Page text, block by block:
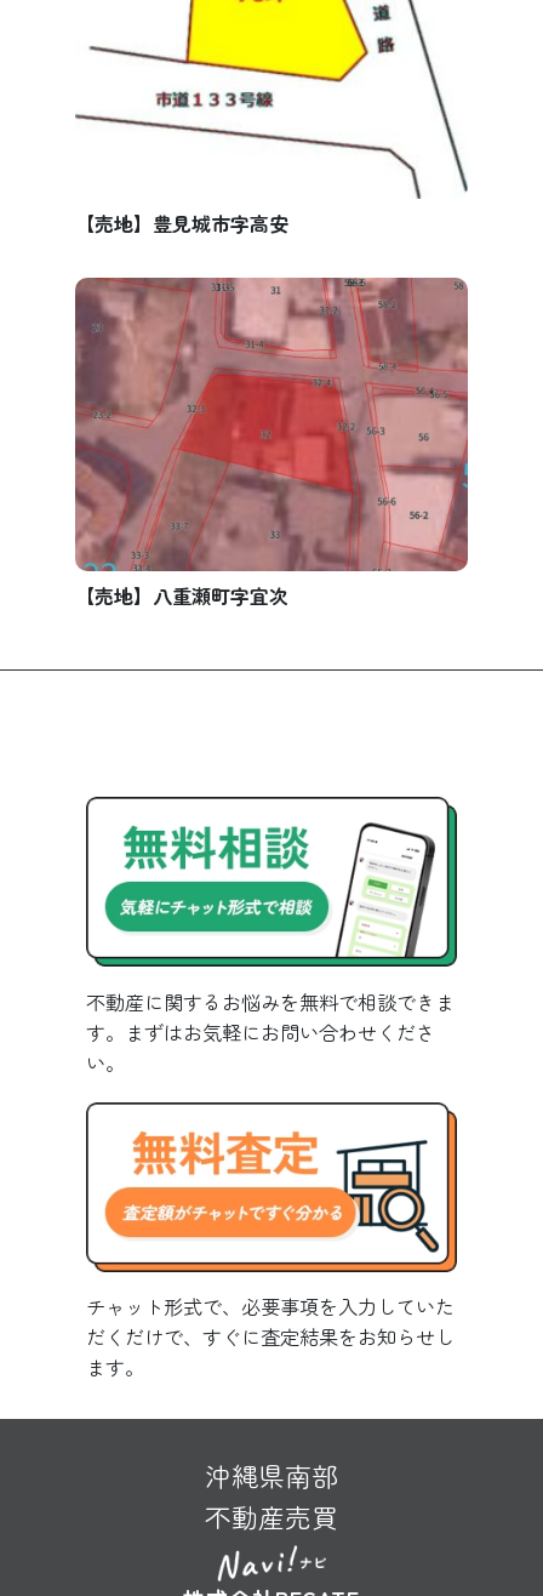
【売地】豊見城市字高安
【売地】八重瀬町字宜次
不動産に関するお悩みを無料で相談できま
す。まずはお気軽にお問い合わせくださ
い。
チャット形式で、必要事項を入力していた
だくだけで、すぐに査定結果をお知らせし
ます。
沖縄県南部
不動産売買